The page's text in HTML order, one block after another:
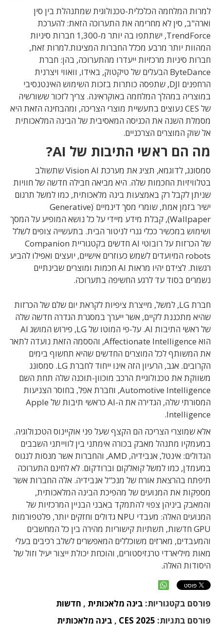
למרות המלחמה הכלכלית-טכנולוגית שמתנהלת בין סין
וארה"ב, סין לא מחרימה את התערוכה הזאת: להערכת
TrendForce, ישתתפו בה יותר מ-1,300 חברות סיניות
המהוות יותר מרבע מכלל החברות המציגות.למרות זאת,
חברות סיניות מרכזיות ייעדרו מהתערוכה, בהן: חברת
ByteDance הבעלים של טיקטוק, באידו, וואווי ויצרנית
הרחפנים DJI, שתפסה כותרות בזכות השימוש האינטנסיבי
במוצריה במהלך המלחמה באוקראינה. צריך לזכור ששורשיה
של CES נעוצים בתעשיית מוצרי הצריכה, ומהבחינה הזאת היא
מסמלת השנה את הכניסה המאסיבית של הבינה המלאכותית
אל שוק המוצרים הצרכניים.
מה הם ראשי התיבות של AI?
סמסונג, לדוגמא, תציג את מערכת Vision AI שתשולב
בטלוויזיות החכמות שלה. היא מביאה חבילה חדשה של חוויות
שניתן לקבל רק באמצעות בינה מלאכותית, כמו למשל תרגום
ישיר בזמן אמת, שומרי מסך דינמיים ׁ(Generative
Wallpaper), קבלת מידע מיידי על כל נושא המופיע על המסך
ושימוש במכשיר ככלי גנרי לניטור הבית. בתעשייה צופים לשלל
של הכרזות על רובוטי AI חדשים בקטגוריית Companion
robots המיועדים לשמש כעוזרים אישיים, יועצים ואפילו להביע
רגשות. לצידם יהיו מראות AI חכמות ומוצרים שבינתיים
נשמרים בסוד עד לרגע החשיפה בתערוכה.
חברת LG, למשל, מייצרת ציפיות לקראת יום שלם של הכרזות
שהיא מתכננת לקיים, אשר ייערך במסגרת הגדרה חדשה שלה
של ראשי התיבות AI. על-פי המוטו של LG, פירוש המושג AI
הוא Affectionate Intelligence, והססמה הזאת נועדה לתאר
את המשותף לכל המוצרים החדשים שהיא תחשוף בימים
הקרובים. אגב, הרעיון הזה אינו ייחוד לחברת LG. סמסונג
משווקת את טכנולוגיית הרכב מוכוון-תוכנה שלה תחת השם
Automotive Intelligence, וחברת אפל, בחוסר הצניעות
המסורתי שלה, הגדירה את ה-AI כראשי תיבות של Apple
Intelligence.
אלא שמוצרי הצריכה הם הקצף שעל פני אוקיינוס הטכנולוגיה.
במעמקיו מתנהל מאבק בכורה אימתני בין לווייתני השבבים
הגדולים: אינטל, אנבידיה, AMD, והחברות אשר מנסות לנגוס
במעמדן, כמו למשל קואלקום וברודקום. לא לחינם התערוכה
תיפתח בהרצאת אורח של מנכ"ל אנבידיה. אלה החברות אשר
מספקות את המנועים של מהפיכת הבינה המלאכותית,
והמאבק ביניהן צפוי להתמקד באבני הבניין המרכזיות של
המנועים האלה: מעבדי NPU גדולים וחזקים יותר, פלטפורמות
GPU חדשות, תשתיות קישוריות מהירה בין כל המחשבים
והמעבדים, מארזים משוכללים המאפשרים לשלב רכיבים בעלי
מאות מיליארדי טרנזיסטורים, והוכחת יכולת ייצור יעיל וזול של
היסודות האלה.
פורסם בקטגוריות: בינה מלאכותית , חדשות
פורסם בתגיות: CES 2025
, בינה מלאכותית